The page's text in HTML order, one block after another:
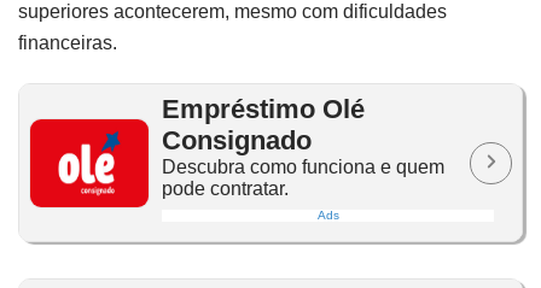
superiores acontecerem, mesmo com dificuldades
financeiras.
Empréstimo Olé
Consignado
Descubra como funciona e quem
pode contratar.
Ads